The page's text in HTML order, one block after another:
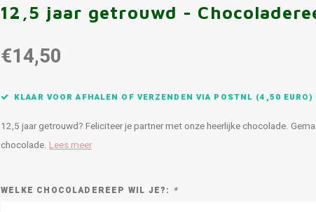
12,5 jaar getrouwd -
€14,50
KLAAR VOOR AFHALEN OF VERZENDEN VIA POSTNL (4,50
12,5 jaar getrouwd? Feliciteer je partner met onze heerlijke chocolade.
chocolade. Lees meer
WELKE CHOCOLADEREEP WIL JE?: *